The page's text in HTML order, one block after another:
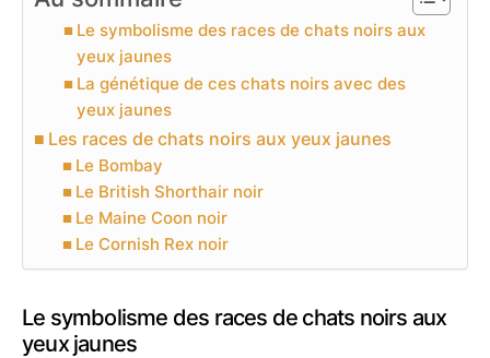
Le symbolisme des races de chats noirs aux
yeux jaunes
La génétique de ces chats noirs avec des
yeux jaunes
Les races de chats noirs aux yeux jaunes
Le Bombay
Le British Shorthair noir
Le Maine Coon noir
Le Cornish Rex noir
Le symbolisme des races de chats noirs aux
yeux jaunes